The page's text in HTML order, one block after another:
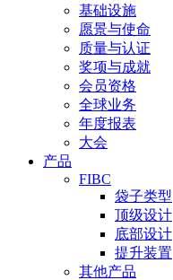
基础设施
愿景与使命
质量与认证
奖项与成就
会员资格
全球业务
年度报表
大会
产品
FIBC
袋子类型
顶级设计
底部设计
提升装置
其他产品